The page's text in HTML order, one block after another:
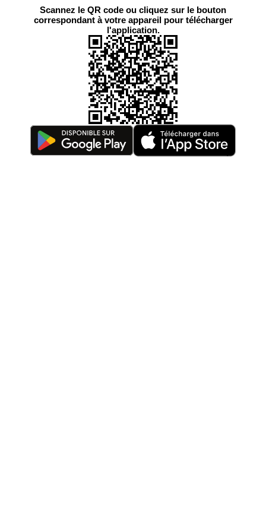
Scannez le QR code ou cliquez sur le bouton
correspondant à votre appareil pour télécharger
l'application.